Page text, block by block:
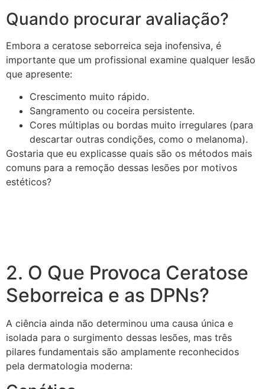
Quando procurar avaliação?
Embora a ceratose seborreica seja inofensiva, é
importante que um profissional examine qualquer lesão
que apresente:
Crescimento muito rápido.
Sangramento ou coceira persistente.
Cores múltiplas ou bordas muito irregulares (para
descartar outras condições, como o melanoma).
Gostaria que eu explicasse quais são os métodos mais
comuns para a remoção dessas lesões por motivos
estéticos?
2. O Que Provoca Ceratose
Seborreica e as DPNs?
A ciência ainda não determinou uma causa única e
isolada para o surgimento dessas lesões, mas três
pilares fundamentais são amplamente reconhecidos
pela dermatologia moderna: